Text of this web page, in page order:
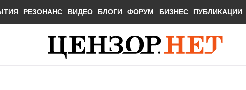
РЕЗОНАНС ВИДЕО БЛОГИ ФОРУМ БИЗНЕС ПУБЛИКАЦИИ